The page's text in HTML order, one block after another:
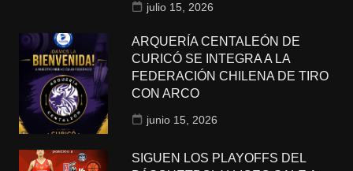
julio 15, 2026
ARQUERÍA CENTALEÓN DE
CURICÓ SE INTEGRA A LA
FEDERACIÓN CHILENA DE TIRO
CON ARCO
junio 15, 2026
SIGUEN LOS PLAYOFFS DEL